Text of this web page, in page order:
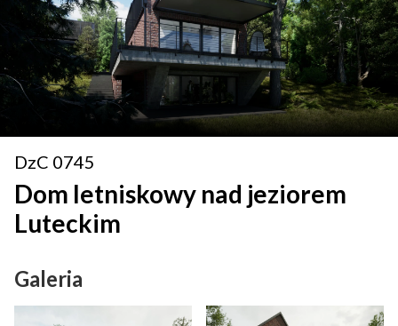
DzC 0745
Dom letniskowy nad jeziorem
Luteckim
Galeria